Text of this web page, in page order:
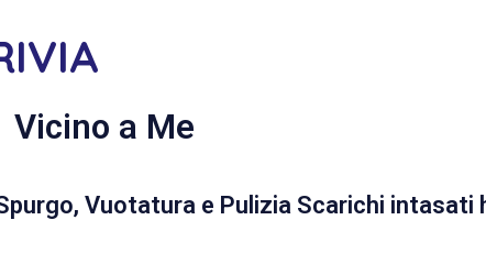
Vicino a Me
Vuotatura e Pulizia Scarichi intasati